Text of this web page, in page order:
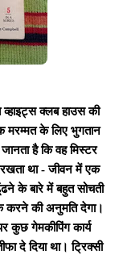
क्लब हाउस की
के लिए भुगतान
है कि वह मिस्टर
था - जीवन में एक
के बारे में बहुत सोचती
करने की अनुमति देगा।
कुछ गेमकीपिंग कार्य
दे दिया था। ट्रिक्सी